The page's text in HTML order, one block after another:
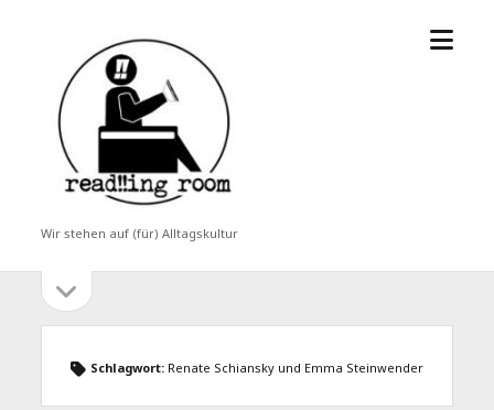
read!!ing
room
Wir stehen auf (für) Alltagskultur
Menü
Seitenleiste
öffnen
Schlagwort: Renate Schiansky und Emma Steinwender